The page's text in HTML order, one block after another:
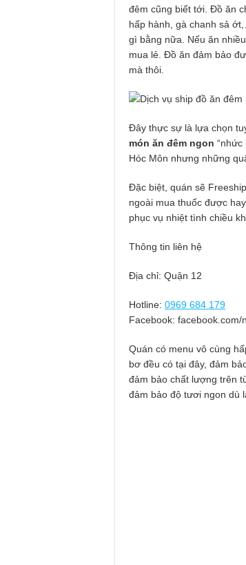
đêm cũng biết tới. Đồ ăn
hấp hành, gà chanh sả
gì bằng nữa. Nếu ăn
mua lẻ. Đồ ăn đảm bảo
mà thôi.
Đây thực sự là lựa chọn
món ăn đêm ngon
Hóc Môn nhưng những
Đặc biệt, quán sẽ
ngoài mua thuốc được
phục vụ nhiệt tình chiều
Thông tin liên hệ
Địa chỉ: Quận 12
Hotline: 0969 684 179
Facebook: facebook.com/
Quán có menu vô cùng
bơ đều có tại đây, đảm
đảm bảo chất lượng trên
đảm bảo độ tươi ngon dù